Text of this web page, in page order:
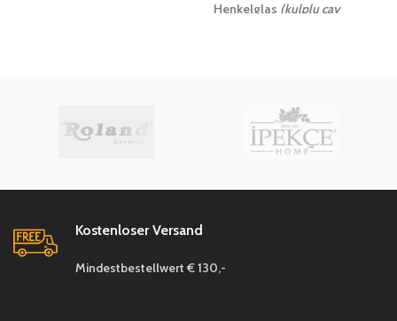
Henkelglas (kulplu cay
Paketinhalt (paket içeriği)
(adet)
Kostenloser Versand
Mindestbestellwert € 130,-